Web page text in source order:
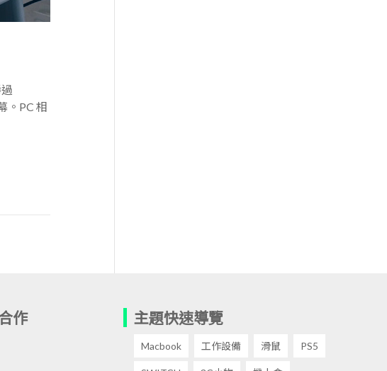
。PC 相
作 主題快速導覽
Macbook 工作設備 滑鼠 PS5